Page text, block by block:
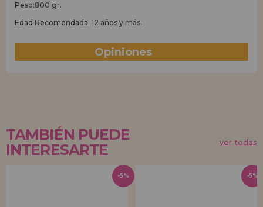
Peso:800 gr.
Edad Recomendada: 12 años y más.
Opiniones
TAMBIÉN PUEDE
INTERESARTE
ver todas
-5% -5%